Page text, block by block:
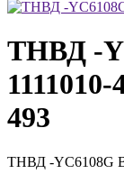
ТНВД -
1111010-
493
ТНВД -YC6108G